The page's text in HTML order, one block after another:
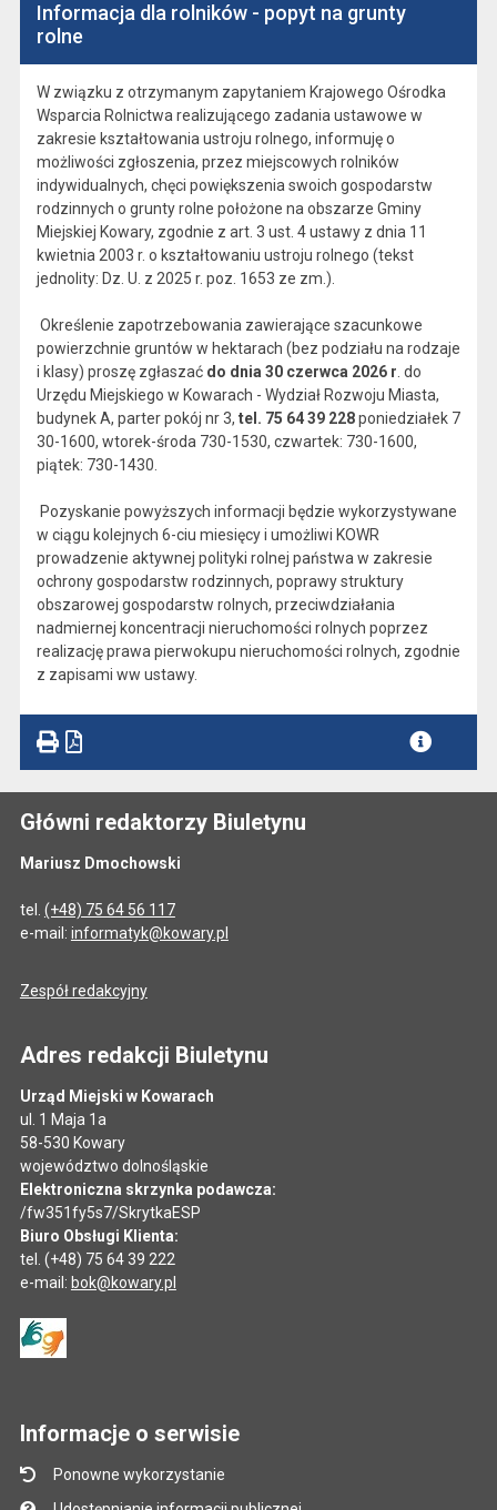
Informacja dla rolników - popyt na grunty
rolne
W związku z otrzymanym zapytaniem Krajowego Ośrodka
Wsparcia Rolnictwa realizującego zadania ustawowe w
zakresie kształtowania ustroju rolnego, informuję o
możliwości zgłoszenia, przez miejscowych rolników
indywidualnych, chęci powiększenia swoich gospodarstw
rodzinnych o grunty rolne położone na obszarze Gminy
Miejskiej Kowary, zgodnie z art. 3 ust. 4 ustawy z dnia 11
kwietnia 2003 r. o kształtowaniu ustroju rolnego (tekst
jednolity: Dz. U. z 2025 r. poz. 1653 ze zm.).
Określenie zapotrzebowania zawierające szacunkowe
powierzchnie gruntów w hektarach (bez podziału na rodzaje
i klasy) proszę zgłaszać do dnia 30 czerwca 2026 r . do
Urzędu Miejskiego w Kowarach - Wydział Rozwoju Miasta,
budynek A, parter pokój nr 3, tel. 75 64 39 228poniedziałek 7
30-1600, wtorek-środa 730-1530, czwartek: 730-1600,
piątek: 730-1430.
Pozyskanie powyższych informacji będzie wykorzystywane
w ciągu kolejnych 6-ciu miesięcy i umożliwi KOWR
prowadzenie aktywnej polityki rolnej państwa w zakresie
ochrony gospodarstw rodzinnych, poprawy struktury
obszarowej gospodarstw rolnych, przeciwdziałania
nadmiernej koncentracji nieruchomości rolnych poprzez
realizację prawa pierwokupu nieruchomości rolnych, zgodnie
z zapisami ww ustawy.
Główni redaktorzy Biuletynu
Mariusz Dmochowski
tel. (+48) 75 64 56 117
e-mail: informatyk@kowary.pl
Zespół redakcyjny
Adres redakcji Biuletynu
Urząd Miejski w Kowarach
ul. 1 Maja 1a
58-530 Kowary
województwo dolnośląskie
Elektroniczna skrzynka podawcza:
/fw351fy5s7/SkrytkaESP
Biuro Obsługi Klienta:
tel. (+48) 75 64 39 222
e-mail: bok@kowary.pl
Informacje o serwisie
Ponowne wykorzystanie